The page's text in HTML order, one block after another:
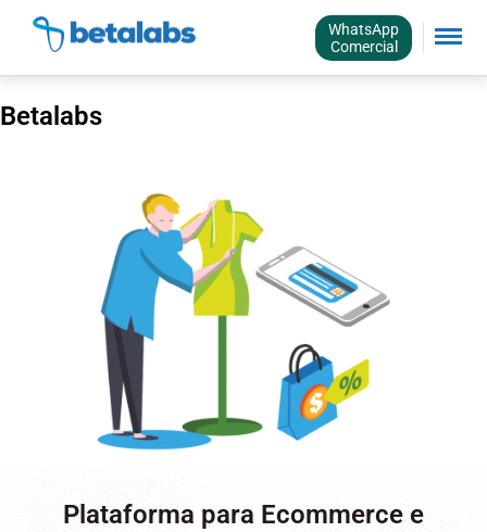
WhatsApp
Comercial
Betalabs
Plataforma para Ecommerce e